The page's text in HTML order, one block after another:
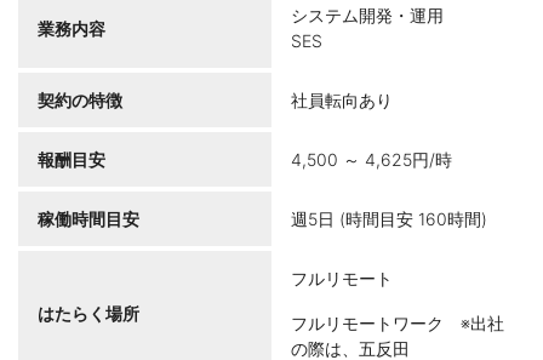
業務内容
システム開発・運用
SES
契約の特徴 社員転向あり
報酬目安 4,500 ～ 4,625円/時
稼働時間目安 週5日 (時間目安 160時間)
はたらく場所
フルリモート
フルリモートワーク ※出社
の際は、五反田